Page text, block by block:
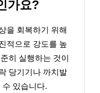
가요?
을 회복하기 위해
적으로 강도를 높
히 실행하는 것이
당기기나 까치발
수 있습니다.